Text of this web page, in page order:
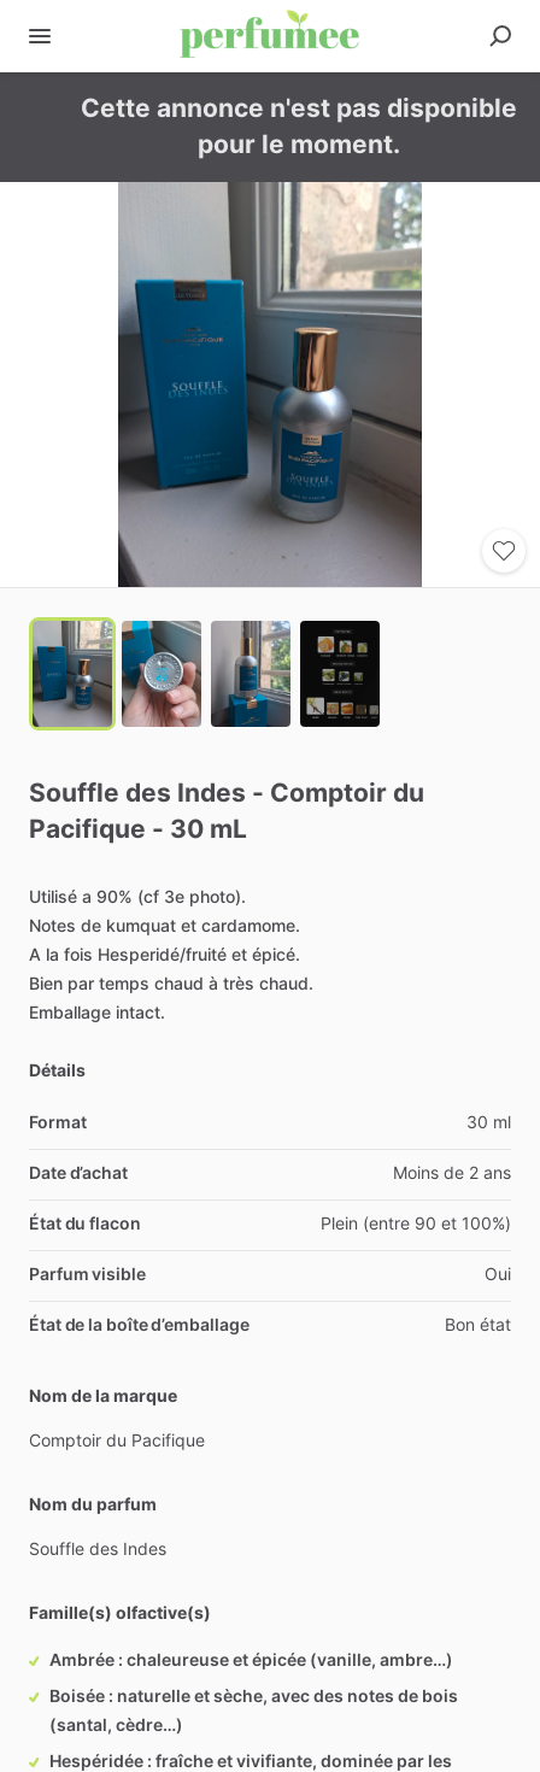
Cette annonce n'est pas disponible
pour le moment.
Souffle des Indes - Comptoir du
Pacifique - 30 mL
Utilisé a 90% (cf 3e photo).
Notes de kumquat et cardamome.
A la fois Hesperidé​/​fruité et épicé.
Bien par temps chaud à très chaud.
Emballage intact.
Détails
Format 30 ml
Date d’achat Moins de 2 ans
État du flacon Plein (entre 90 et 100%)
Parfum visible Oui
État de la boîte d’emballage Bon état
Nom de la marque
Comptoir du Pacifique
Nom du parfum
Souffle des Indes
Famille(s) olfactive(s)
Ambrée : chaleureuse et épicée (vanille, ambre…)
Boisée : naturelle et sèche, avec des notes de bois
(santal, cèdre…)
Hespéridée : fraîche et vivifiante, dominée par les